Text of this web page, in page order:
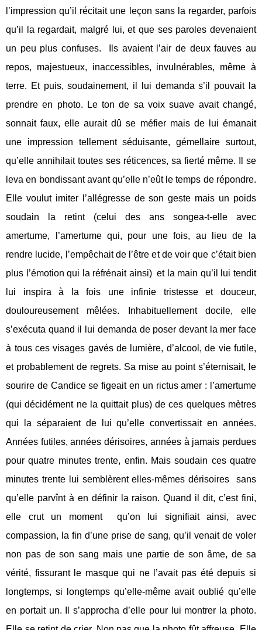
l’impression qu’il récitait une leçon sans la regarder, parfois
qu’il la regardait, malgré lui, et que ses paroles devenaient
un peu plus confuses.
Ils avaient l’air de deux fauves au
repos, majestueux, inaccessibles, invulnérables, même à
terre. Et puis, soudainement, il lui demanda s’il pouvait la
prendre en photo. Le ton de sa voix suave avait changé,
sonnait faux, elle aurait dû se méfier mais de lui émanait
une impression tellement séduisante, gémellaire surtout,
qu’elle annihilait toutes ses réticences, sa fierté même. Il se
leva en bondissant avant qu’elle n’eût le temps de répondre.
Elle voulut imiter l’allégresse de son geste mais un poids
soudain la retint (celui des ans songea-t-elle avec
amertume, l’amertume qui, pour une fois, au lieu de la
rendre lucide, l’empêchait de l’être et de voir que c’était bien
plus l’émotion qui la réfrénait ainsi) et la main qu’il lui tendit
lui inspira à la fois une infinie tristesse et douceur,
douloureusement mêlées. Inhabituellement docile, elle
s’exécuta quand il lui demanda de poser devant la mer face
à tous ces visages gavés de lumière, d’alcool, de vie futile,
et probablement de regrets. Sa mise au point s’éternisait, le
sourire de Candice se figeait en un rictus amer : l’amertume
(qui décidément ne la quittait plus) de ces quelques mètres
qui la séparaient de lui qu’elle convertissait en années.
Années futiles, années dérisoires, années à jamais perdues
pour quatre minutes trente, enfin. Mais soudain ces quatre
minutes trente lui semblèrent elles-mêmes dérisoires
sans
qu’elle parvînt à en définir la raison. Quand il dit, c’est fini,
elle crut un moment
qu’on lui signifiait ainsi, avec
compassion, la fin d’une prise de sang, qu’il venait de voler
non pas de son sang mais une partie de son âme, de sa
vérité, fissurant le masque qui ne l’avait pas été depuis si
longtemps, si longtemps qu’elle-même avait oublié qu’elle
en portait un. Il s’approcha d’elle pour lui montrer la photo.